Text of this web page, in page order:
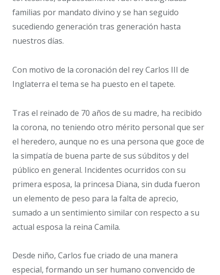
familias por mandato divino y se han seguido
sucediendo generación tras generación hasta
nuestros días.
Con motivo de la coronación del rey Carlos III de
Inglaterra el tema se ha puesto en el tapete.
Tras el reinado de 70 años de su madre, ha recibido
la corona, no teniendo otro mérito personal que ser
el heredero, aunque no es una persona que goce de
la simpatía de buena parte de sus súbditos y del
público en general. Incidentes ocurridos con su
primera esposa, la princesa Diana, sin duda fueron
un elemento de peso para la falta de aprecio,
sumado a un sentimiento similar con respecto a su
actual esposa la reina Camila.
Desde niño, Carlos fue criado de una manera
especial, formando un ser humano convencido de